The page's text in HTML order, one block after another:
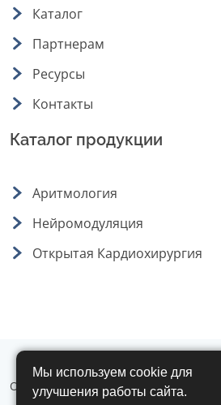
Каталог
Партнерам
Ресурсы
Контакты
Каталог продукции
Аритмология
Нейромодуляция
Открытая Кардиохирургия
ООО "Аритмомед" © 2019 - 2026 г. Все
Мы используем cookie для
улучшения работы сайта.